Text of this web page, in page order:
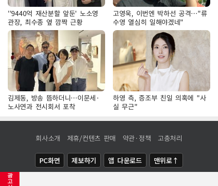
광
고
''9440억 재산분할 앞둔' 노소영
관장, 최수종 옆 깜짝 근황
고영욱, 이번엔 박하선 공격…"류
수영 열심히 일해야겠네"
김제동, 방송 뜸하더니…이문세·
노사연과 전시회서 포착
하영 측, 증조부 친일 의혹에 "사
실 무근"
회사소개 제휴/컨텐츠 판매 약관·정책 고충처리
PC화면 제보하기 앱 다운로드 맨위로↑